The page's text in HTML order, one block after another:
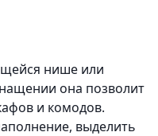
нише или
она позволит
и комодов.
выделить